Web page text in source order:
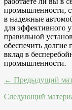
промышленности,
в надежные
для эффективного
правильной
обеспечить
вклад в
промышленности.
← Предыдущий
Следующий